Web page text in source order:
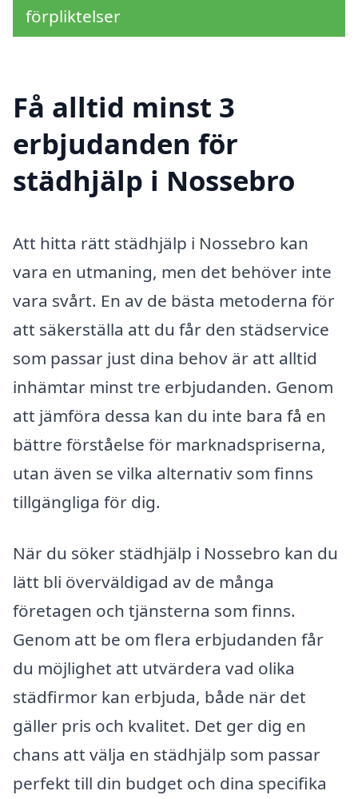
förpliktelser
Få alltid minst 3
erbjudanden för
städhjälp i Nossebro
Att hitta rätt städhjälp i Nossebro kan
vara en utmaning, men det behöver inte
vara svårt. En av de bästa metoderna för
att säkerställa att du får den städservice
som passar just dina behov är att alltid
inhämtar minst tre erbjudanden. Genom
att jämföra dessa kan du inte bara få en
bättre förståelse för marknadspriserna,
utan även se vilka alternativ som finns
tillgängliga för dig.
När du söker städhjälp i Nossebro kan du
lätt bli överväldigad av de många
företagen och tjänsterna som finns.
Genom att be om flera erbjudanden får
du möjlighet att utvärdera vad olika
städfirmor kan erbjuda, både när det
gäller pris och kvalitet. Det ger dig en
chans att välja en städhjälp som passar
perfekt till din budget och dina specifika